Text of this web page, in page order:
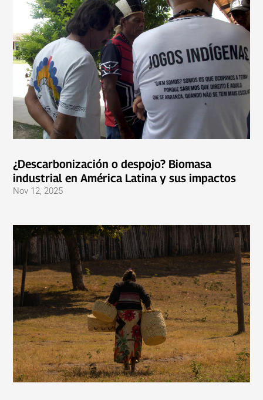
¿Descarbonización o despojo? Biomasa
industrial en América Latina y sus impactos
Nov 12, 2025